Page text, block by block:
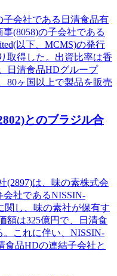
子会社である日清食品有
(8058)の子会社である
以下、MCMS)の発行
取得した。出資比率は香
日清食品HDグループ
80ヶ国以上で製品を販売
とのブラジル合
(2897)は、味の素株式会
会社であるNISSIN-
し、味の素社が保有す
額は325億円で、日清食
。これに伴い、NISSIN-
食品HDの連結子会社と